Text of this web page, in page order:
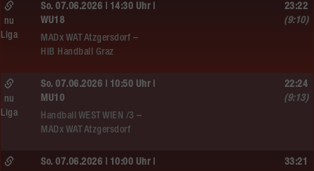
So. 07.06.2026 | 14:30 Uhr |
WU18
MADx WAT Atzgersdorf –
HIB Handball Graz
nu
Liga
23:22
(9:10)
So. 07.06.2026 | 10:50 Uhr |
MU10
Handball WEST WIEN /3 –
MADx WAT Atzgersdorf
nu
Liga
22:24
(9:13)
So. 07.06.2026 | 10:00 Uhr |
33:21